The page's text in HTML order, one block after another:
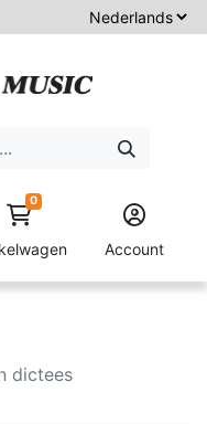
0
Account
dictees